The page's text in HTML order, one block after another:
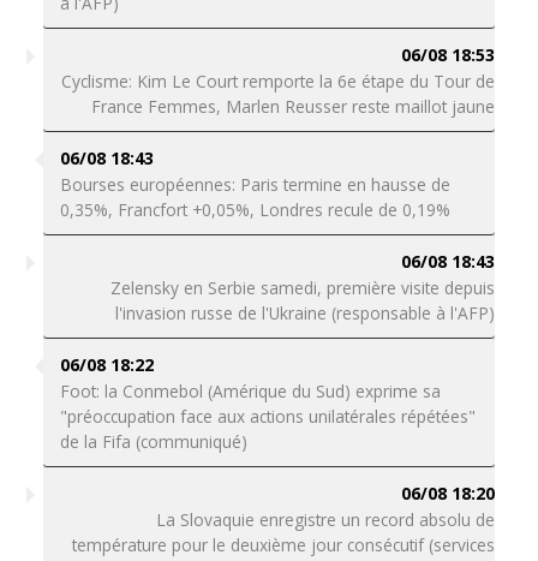
06/08 18:53
Cyclisme: Kim Le Court remporte la 6e étape du Tour de
France Femmes, Marlen Reusser reste maillot jaune
06/08 18:43
Bourses européennes: Paris termine en hausse de
0,35%, Francfort +0,05%, Londres recule de 0,19%
06/08 18:43
Zelensky en Serbie samedi, première visite depuis
l'invasion russe de l'Ukraine (responsable à l'AFP)
06/08 18:22
Foot: la Conmebol (Amérique du Sud) exprime sa
"préoccupation face aux actions unilatérales répétées"
de la Fifa (communiqué)
06/08 18:20
La Slovaquie enregistre un record absolu de
température pour le deuxième jour consécutif (services